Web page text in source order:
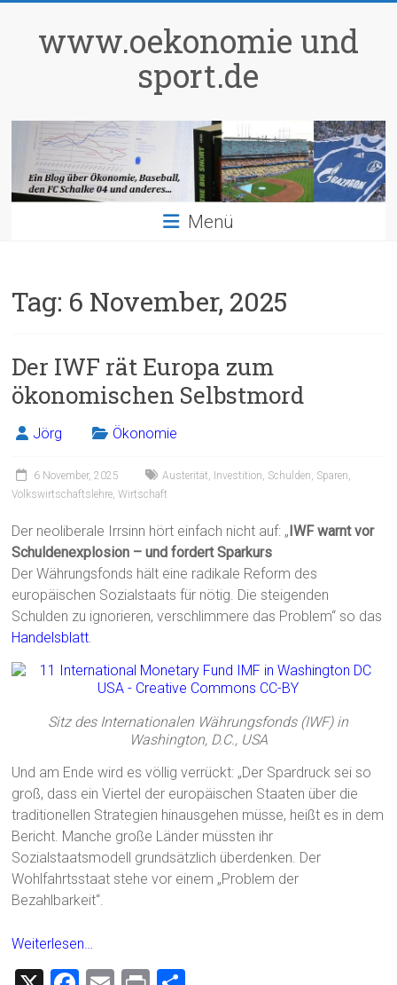
springenwww.oekonomie und
sport.de
Menü
Tag: 6 November, 2025
Der IWF rät Europa zum
ökonomischen Selbstmord
Jörg Ökonomie
6 November, 2025 Austerität, Investition, Schulden, Sparen,
Volkswirtschaftslehre,Wirtschaft
Der neoliberale Irrsinn hört einfach nicht auf: „ IWF warnt vor
Schuldenexplosion – und fordert Sparkurs
Der Währungsfonds hält eine radikale Reform des
europäischen Sozialstaats für nötig. Die steigenden
Schulden zu ignorieren, verschlimmere das Problem“ so das
Handelsblatt.
Sitz des Internationalen Währungsfonds (IWF) in
Washington, D.C., USA
Und am Ende wird es völlig verrückt: „Der Spardruck sei so
groß, dass ein Viertel der europäischen Staaten über die
traditionellen Strategien hinausgehen müsse, heißt es in dem
Bericht. Manche große Länder müssten ihr
Sozialstaatsmodell grundsätzlich überdenken. Der
Wohlfahrtsstaat stehe vor einem „Problem der
Bezahlbarkeit“.
Weiterlesen…